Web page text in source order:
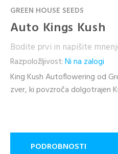
GREEN HOUSE SEEDS
Auto Kings Kush
Bodite prvi in napišite
Razpoložljivost:Ni na zalogi
King Kush Autoflowering od
zver, ki povzroča dolgotrajen
PODROBNOSTI